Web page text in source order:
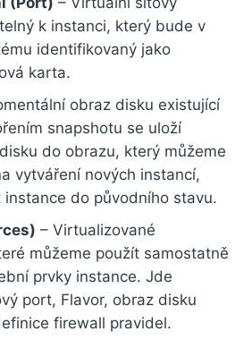
k instanci, který bude v
identifikovaný jako
karta.
obraz disku existující
snapshotu se uloží
do obrazu, který můžeme
vytváření nových instancí,
instance do původního stavu.
– Virtualizované
můžeme použít samostatně
prvky instance. Jde
port, Flavor, obraz disku
firewall pravidel.